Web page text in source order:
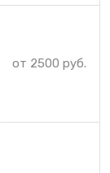
от 2500 руб.